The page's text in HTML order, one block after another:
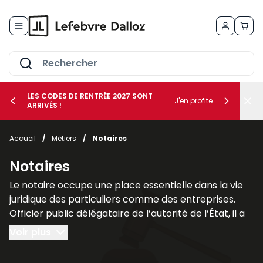
le sous-menu Vos métiers
le sous-menu Vos besoins
LES CODES DE RENTRÉE 2027 SONT
ARRIVÉS !
J'en profite
Accueil / Métiers / Notaires
Notaires
Le notaire occupe une place essentielle dans la vie
juridique des particuliers comme des entreprises.
Officier public délégataire de l’autorité de l’État, il a
pour mission d’authentifier les actes, de garantir leur
sécurité juridique et d’assurer leur conservation. Son